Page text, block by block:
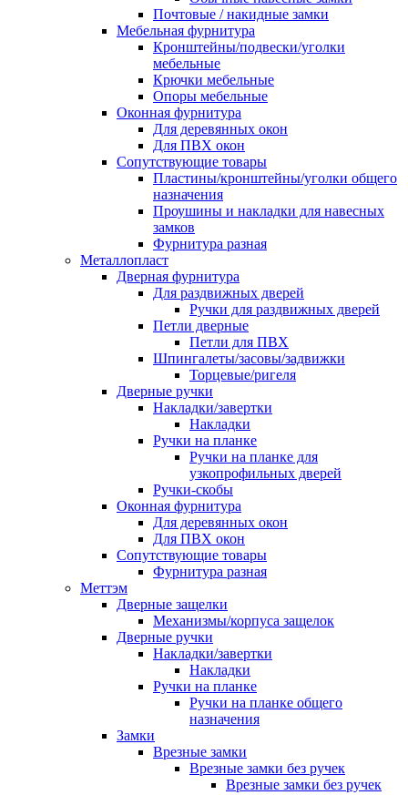
Почтовые / накидные замки
Мебельная фурнитура
Кронштейны/подвески/уголки
мебельные
Крючки мебельные
Опоры мебельные
Оконная фурнитура
Для деревянных окон
Для ПВХ окон
Сопутствующие товары
Пластины/кронштейны/уголки общего
назначения
Проушины и накладки для навесных
замков
Фурнитура разная
Металлопласт
Дверная фурнитура
Для раздвижных дверей
Ручки для раздвижных дверей
Петли дверные
Петли для ПВХ
Шпингалеты/засовы/задвижки
Торцевые/ригеля
Дверные ручки
Накладки/завертки
Накладки
Ручки на планке
Ручки на планке для
узкопрофильных дверей
Ручки-скобы
Оконная фурнитура
Для деревянных окон
Для ПВХ окон
Сопутствующие товары
Фурнитура разная
Меттэм
Дверные защелки
Механизмы/корпуса защелок
Дверные ручки
Накладки/завертки
Накладки
Ручки на планке
Ручки на планке общего
назначения
Замки
Врезные замки
Врезные замки без ручек
Врезные замки без ручек